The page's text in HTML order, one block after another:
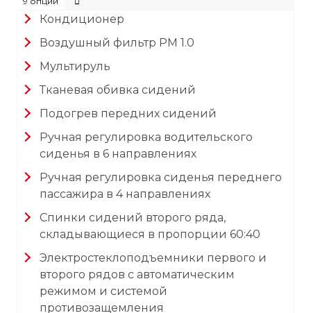
Кондиционер
Воздушный фильтр PM 1.0
Мультируль
Тканевая обивка сидений
Подогрев передних сидений
Ручная регулировка водительского
сиденья в 6 направлениях
Ручная регулировка сиденья переднего
пассажира в 4 направлениях
Спинки сидений второго ряда,
складывающиеся в пропорции 60:40
Электростеклоподъемники первого и
второго рядов с автоматическим
режимом и системой
противозащемления